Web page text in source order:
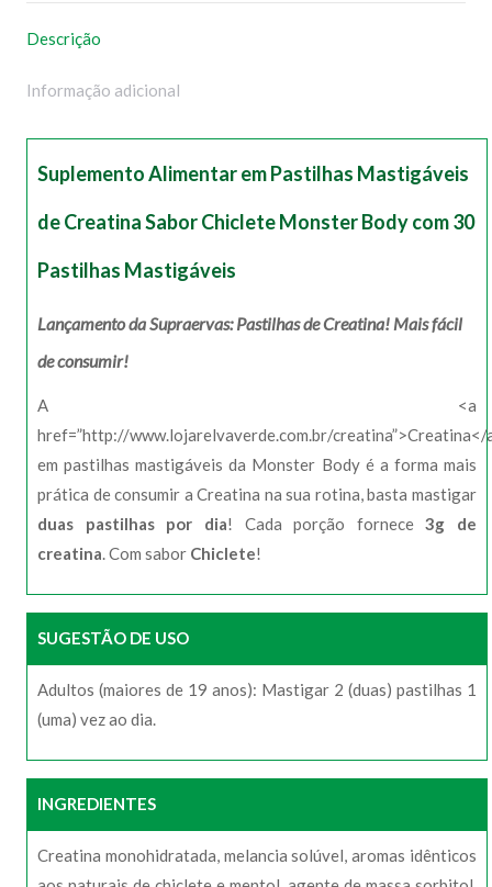
Descrição
Informação adicional
Suplemento Alimentar em Pastilhas Mastigáveis
de Creatina Sabor Chiclete Monster Body com 30
Pastilhas Mastigáveis
Lançamento da Supraervas: Pastilhas de Creatina! Mais fácil
de consumir!
A <a
href=”http://www.lojarelvaverde.com.br/creatina”>Creatina</
em pastilhas mastigáveis da Monster Body é a forma mais
prática de consumir a Creatina na sua rotina, basta mastigar
duas pastilhas por dia! Cada porção fornece3g de
creatina. Com sabor Chiclete!
SUGESTÃO DE USO
Adultos (maiores de 19 anos): Mastigar 2 (duas) pastilhas 1
(uma) vez ao dia.
INGREDIENTES
Creatina monohidratada, melancia solúvel, aromas idênticos